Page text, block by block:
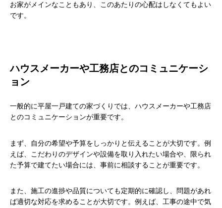
お家がメインなこともあり、このあたりの心配はしなくてもよい
です。
ハウスメーカーや工務店とのコミュニケーシ
ョン
一般的に平屋一戸建ての家づくりでは、ハウスメーカーや工務店
とのコミュニケーションが重要です。
まず、自分の希望や予算をしっかりと伝えることが大切です。例
えば、こだわりのデザインや設備を取り入れたい場合や、限られ
た予算で建てたい場合には、事前に相談することが重要です。
また、施工の進捗や品質についても定期的に確認し、問題があれ
ば適切な対応を求めることが大切です。例えば、工事の途中で気